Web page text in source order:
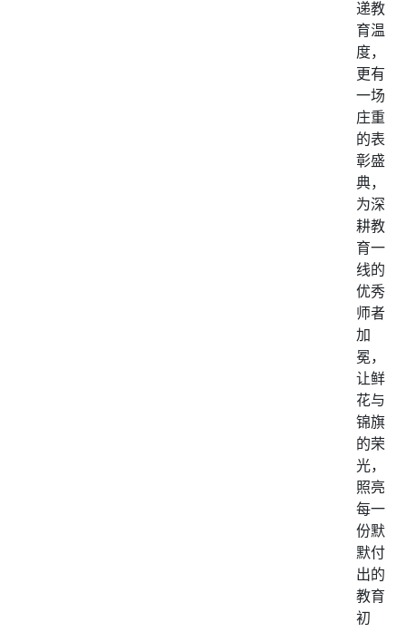
递教
育温
度，
更有
一场
庄重
的表
彰盛
典，
为深
耕教
育一
线的
优秀
师者
加
冕，
让鲜
花与
锦旗
的荣
光，
照亮
每一
份默
默付
出的
教育
初